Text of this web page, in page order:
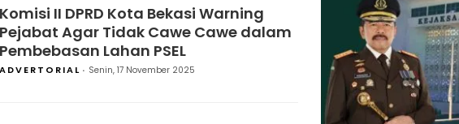
Komisi II DPRD Kota Bekasi Warning
Pejabat Agar Tidak Cawe Cawe dalam
Pembebasan Lahan PSEL
ADVERTORIAL Senin, 17 November 2025